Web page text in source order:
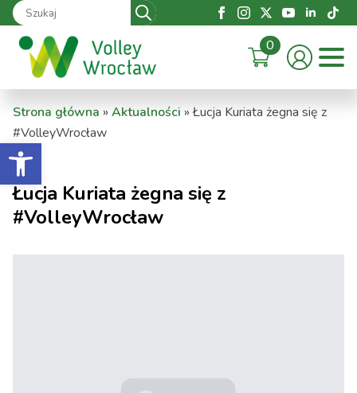
Otwórz pasek narzędzi
Search
for:
0
Strona główna » Aktualności » Łucja Kuriata żegna się z
#VolleyWrocław
Łucja Kuriata żegna się z
#VolleyWrocław